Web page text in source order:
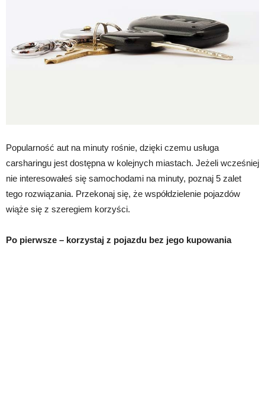
Popularność aut na minuty rośnie, dzięki czemu usługa
carsharingu jest dostępna w kolejnych miastach. Jeżeli wcześniej
nie interesowałeś się samochodami na minuty, poznaj 5 zalet
tego rozwiązania. Przekonaj się, że współdzielenie pojazdów
wiąże się z szeregiem korzyści.
Po pierwsze – korzystaj z pojazdu bez jego kupowania